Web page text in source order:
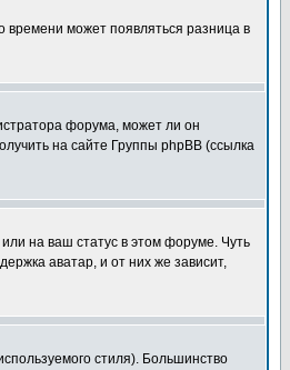
времени может появляться разница в
форума, может ли он
на сайте Группы phpBB (ссылка
на ваш статус в этом форуме. Чуть
аватар, и от них же зависит,
стиля). Большинство